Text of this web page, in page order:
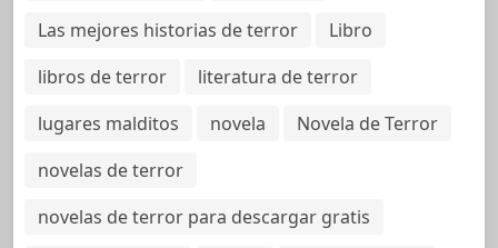
Las mejores historias de terror
Libro
libros de terror
literatura de terror
lugares malditos
novela
Novela de Terror
novelas de terror
novelas de terror para descargar gratis